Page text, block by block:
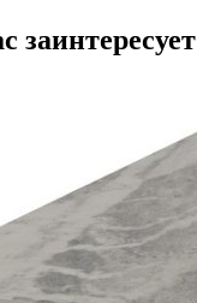
заинтересует